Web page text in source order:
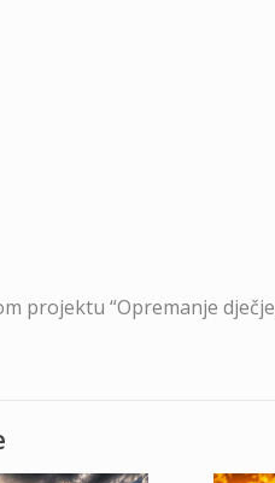
projektu “Opremanje